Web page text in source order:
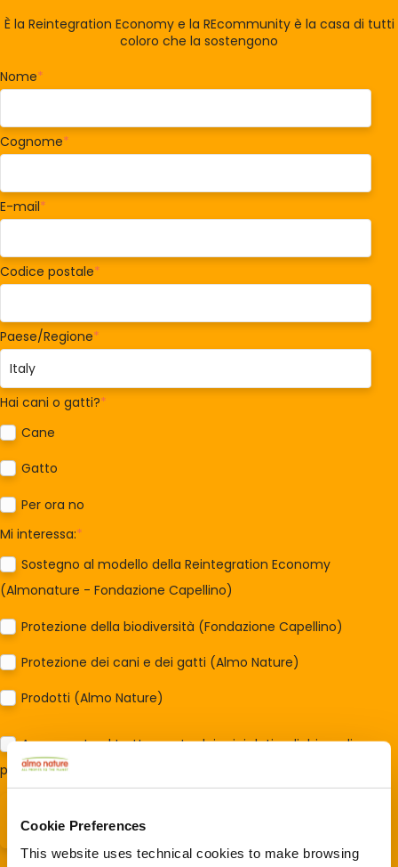
Cookie Preferences
This website uses technical cookies to make browsing
È la Reintegration Economy e la REcommunity è la casa di tutti
coloro che la sostengono
Nome*
Cognome*
E-mail*
Codice postale*
Paese/Regione*
Hai cani o gatti?*
Cane
Gatto
Per ora no
Mi interessa:*
Sostegno al modello della Reintegration Economy
(Almonature - Fondazione Capellino)
Protezione della biodiversità (Fondazione Capellino)
Protezione dei cani e dei gatti (Almo Nature)
Prodotti (Almo Nature)
Acconsento al trattamento dei miei dati e dichiaro di aver
preso visione della